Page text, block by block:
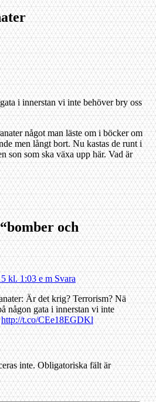
i innerstan vi inte behöver bry oss
något man läste om i böcker om
men långt bort. Nu kastas de runt i
son som ska växa upp här. Vad är
bomber och
kl. 1:03 e mSvara
Är det krig? Terrorism? Nä
någon gata i innerstan vi inte
http://t.co/CEe18EGDKl
inte.Obligatoriska fält är